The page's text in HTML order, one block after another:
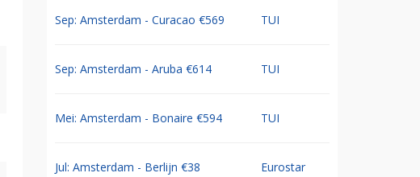
Sep: Amsterdam - Curacao €569 TUI
Sep: Amsterdam - Aruba €614 TUI
Mei: Amsterdam - Bonaire €594 TUI
Jul: Amsterdam - Berlijn €38 Eurostar